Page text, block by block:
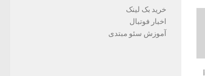
خرید بک لینک
اخبار فوتبال
آموزش سئو مبتدی